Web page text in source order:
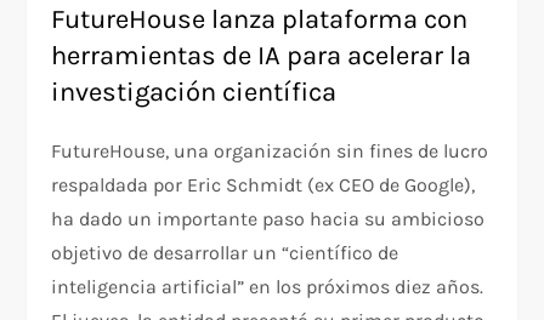
FutureHouse lanza plataforma con
herramientas de IA para acelerar la
investigación científica
FutureHouse, una organización sin fines de lucro
respaldada por Eric Schmidt (ex CEO de Google),
ha dado un importante paso hacia su ambicioso
objetivo de desarrollar un “científico de
inteligencia artificial” en los próximos diez años.